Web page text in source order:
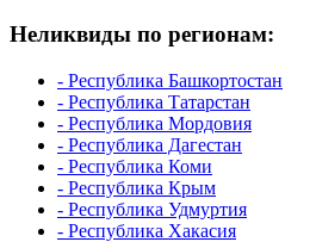
Неликвиды по регионам:
- Республика Башкортостан
- Республика Татарстан
- Республика Мордовия
- Республика Дагестан
- Республика Коми
- Республика Крым
- Республика Удмуртия
- Республика Хакасия